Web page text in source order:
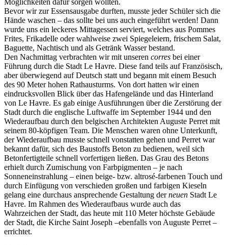
Möglichkeiten dafür sorgen wollten.
Bevor wir zur Essensausgabe durften, musste jeder Schüler sich die
Hände waschen – das sollte bei uns auch eingeführt werden! Dann
wurde uns ein leckeres Mittagessen serviert, welches aus Pommes
Frites, Frikadelle oder wahlweise zwei Spiegeleiern, frischem Salat,
Baguette, Nachtisch und als Getränk Wasser bestand.
Den Nachmittag verbrachten wir mit unseren corres bei einer
Führung durch die Stadt Le Havre. Diese fand teils auf Französisch,
aber überwiegend auf Deutsch statt und begann mit einem Besuch
des 90 Meter hohen Rathausturms. Von dort hatten wir einen
eindrucksvollen Blick über das Hafengelände und das Hinterland
von Le Havre. Es gab einige Ausführungen über die Zerstörung der
Stadt durch die englische Luftwaffe im September 1944 und den
Wiederaufbau durch den belgischen Architekten Auguste Perret mit
seinem 80-köpfigen Team. Die Menschen waren ohne Unterkunft,
der Wiederaufbau musste schnell vonstatten gehen und Perret war
bekannt dafür, sich des Baustoffs Beton zu bedienen, weil sich
Betonfertigteile schnell vorfertigen ließen. Das Grau des Betons
erhielt durch Zumischung von Farbpigmenten – je nach
Sonneneinstrahlung – einen beige- bzw. altrosé-farbenen Touch und
durch Einfügung von verschieden großen und farbigen Kieseln
gelang eine durchaus ansprechende Gestaltung derneuen Stadt Le
Havre. Im Rahmen des Wiederaufbaus wurde auch das
Wahrzeichen der Stadt, das heute mit 110 Meter höchste Gebäude
der Stadt, die Kirche Saint Joseph –ebenfalls von Auguste Perret –
errichtet.